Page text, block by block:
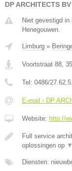
DP ARCHITECTS BV
Niet gevestigd
Henegouwen.
Limburg »
Voortstraat 88,
Tel: 0486/
E-mail › DP
Website: http://
Full service
oplossingen op ▼
Diensten: